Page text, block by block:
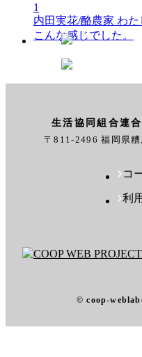
1
内田実花/酪農家 わた
こんな感じでした。
生活協同組合連
〒811-2496 福岡県
コ
利
© coop-